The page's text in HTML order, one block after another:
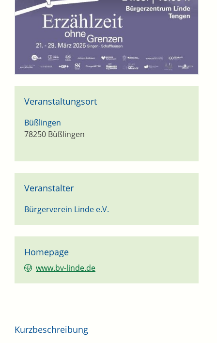
Homepage
www.bv-linde.de
Kurzbeschreibung
Veranstaltungsort
Büßlingen
78250 Büßlingen
Veranstalter
Bürgerverein Linde e.V.